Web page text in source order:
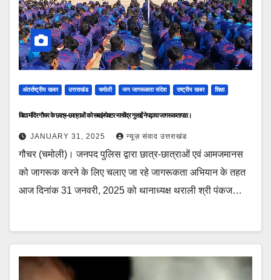
अंतर्राष्ट्रीय खबर उत्तराखंड चमोली जन जागरूकता संदेश राष्ट्रीय खबर शिक्षा
विद्या मंदिर गौचर के छात्र–छात्राओं को सब इंस्पेक्टर मानवेंद्र गुसाईं ने पढ़ाया जागरूकता पाठ।
JANUARY 31, 2025 न्यूज़ संवाद उत्तराखंड
गौचर (चमोली)। जनपद पुलिस द्वारा छात्र-छात्राओं एवं आमजमानस
को जागरूक करने के लिए चलाए जा रहे जागरूकता अभियान के तहत
आज दिनांक 31 जनवरी, 2025 को थानाध्यक्ष थराली श्री पंकज…